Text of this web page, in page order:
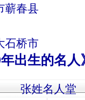
蕲春县
石桥市
出生的名人
张姓名人堂